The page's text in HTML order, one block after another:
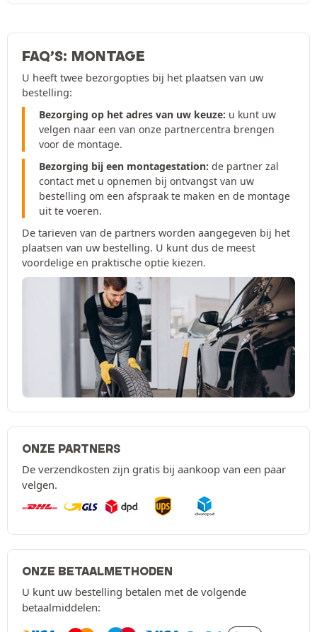
FAQ’S: MONTAGE
U heeft twee bezorgopties bij het plaatsen van uw
bestelling:
Bezorging op het adres van uw keuze: u kunt uw
velgen naar een van onze partnercentra brengen
voor de montage.
Bezorging bij een montagestation: de partner zal
contact met u opnemen bij ontvangst van uw
bestelling om een afspraak te maken en de montage
uit te voeren.
De tarieven van de partners worden aangegeven bij het
plaatsen van uw bestelling. U kunt dus de meest
voordelige en praktische optie kiezen.
ONZE PARTNERS
De verzendkosten zijn gratis bij aankoop van een paar
velgen.
ONZE BETAALMETHODEN
U kunt uw bestelling betalen met de volgende
betaalmiddelen: